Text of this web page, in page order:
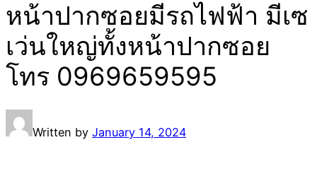
หน้าปากซอยมีรถไฟฟ้า มีเซ
เว่นใหญ่ทั้งหน้าปากซอย
โทร 0969659595
Written by January 14, 2024